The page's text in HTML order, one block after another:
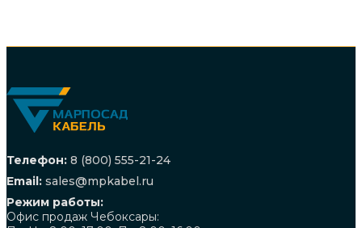
Телефон: 8 (800) 555-21-24
Email: sales@mpkabel.ru
Режим работы:
Офис продаж Чебоксары: